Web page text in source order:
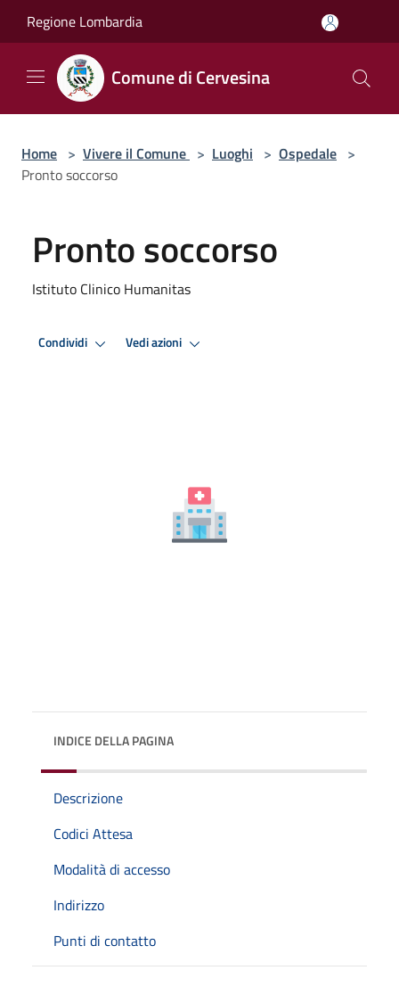
Regione Lombardia
Comune di Cervesina
Home > Vivere il Comune > Luoghi > Ospedale >
Pronto soccorso
Pronto soccorso
Istituto Clinico Humanitas
Condividi Vedi azioni
INDICE DELLA PAGINA
Descrizione
Codici Attesa
Modalità di accesso
Indirizzo
Punti di contatto